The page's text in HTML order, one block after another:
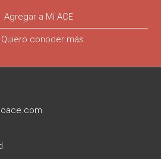
Agregar a Mi ACE
Quiero conocer más